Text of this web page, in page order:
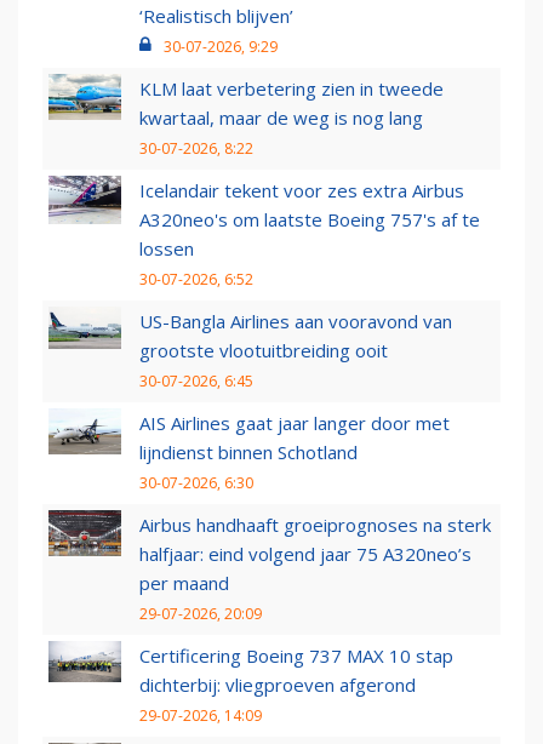
‘Realistisch blijven’
30-07-2026, 9:29
KLM laat verbetering zien in tweede
kwartaal, maar de weg is nog lang
30-07-2026, 8:22
Icelandair tekent voor zes extra Airbus
A320neo's om laatste Boeing 757's af te
lossen
30-07-2026, 6:52
US-Bangla Airlines aan vooravond van
grootste vlootuitbreiding ooit
30-07-2026, 6:45
AIS Airlines gaat jaar langer door met
lijndienst binnen Schotland
30-07-2026, 6:30
Airbus handhaaft groeiprognoses na sterk
halfjaar: eind volgend jaar 75 A320neo’s
per maand
29-07-2026, 20:09
Certificering Boeing 737 MAX 10 stap
dichterbij: vliegproeven afgerond
29-07-2026, 14:09